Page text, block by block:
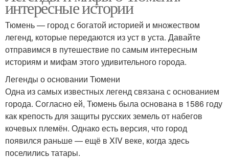
интересные истории
Тюмень — город с богатой историей и множеством
легенд, которые передаются из уст в уста. Давайте
отправимся в путешествие по самым интересным
историям и мифам этого удивительного города.
Легенды о основании Тюмени
Одна из самых известных легенд связана с основанием
города. Согласно ей, Тюмень была основана в 1586 году
как крепость для защиты русских земель от набегов
кочевых племён. Однако есть версия, что город
появился раньше — ещё в XIV веке, когда здесь
поселились татары.